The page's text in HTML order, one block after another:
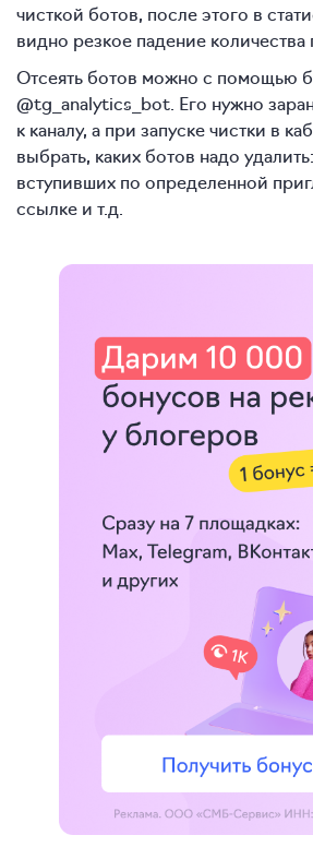
чисткой ботов, после этого в
видно резкое падение количества
Отсеять ботов можно с помощью
@tg_analytics_bot. Его нужно
к каналу, а при запуске чистки в
выбрать, каких ботов надо
вступивших по определенной
ссылке и т.д.